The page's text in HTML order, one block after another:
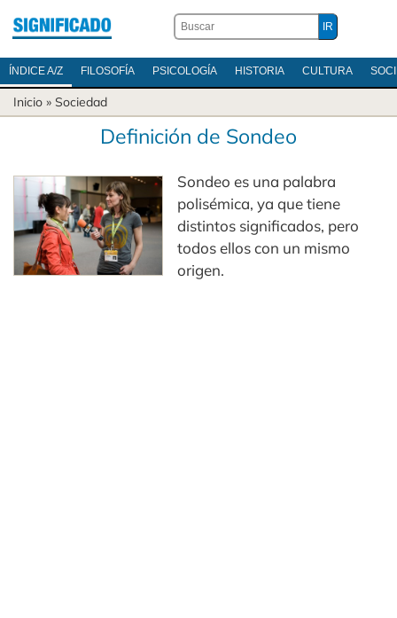
ÍNDICE A/Z FILOSOFÍA PSICOLOGÍA HISTORIA CULTURA
Inicio » Sociedad
Definición de Sondeo
Sondeo es una palabra
polisémica, ya que tiene
distintos significados, pero
todos ellos con un mismo
origen.